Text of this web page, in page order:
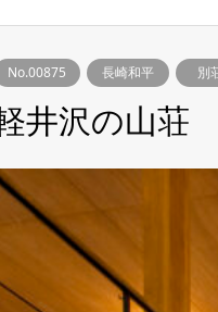
No.00875 長崎和平 別
井沢の山荘